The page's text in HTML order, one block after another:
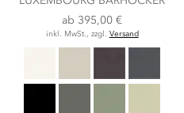
ab 395,00 €
inkl. MwSt., zzgl. Versand